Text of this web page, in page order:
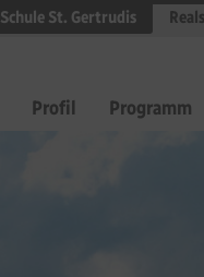
Schule St. Gertrudis
Profil Programm